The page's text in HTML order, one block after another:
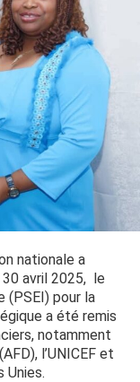
nationale a
avril 2025, le
(PSEI) pour la
a été remis
notamment
l’UNICEF et
Unies.